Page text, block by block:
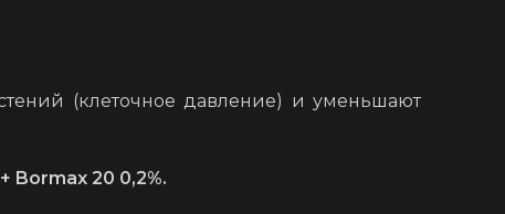
(клеточное давление) и уменьшают
Bormax 20 0,2%.